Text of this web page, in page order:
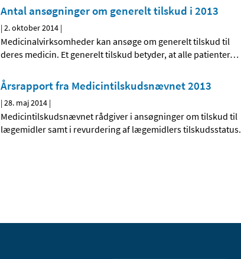
Antal ansøgninger om generelt tilskud i 2013
|2. oktober 2014 |
Medicinalvirksomheder kan ansøge om generelt tilskud til
deres medicin. Et generelt tilskud betyder, at alle patienter…
Årsrapport fra Medicintilskudsnævnet 2013
|28. maj 2014 |
Medicintilskudsnævnet rådgiver i ansøgninger om tilskud til
lægemidler samt i revurdering af lægemidlers tilskudsstatus.